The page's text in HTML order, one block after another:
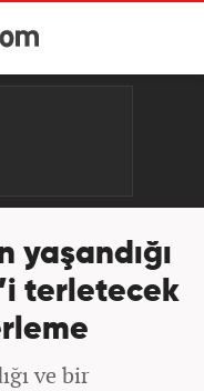
yaşandığı
terletecek
ve bir